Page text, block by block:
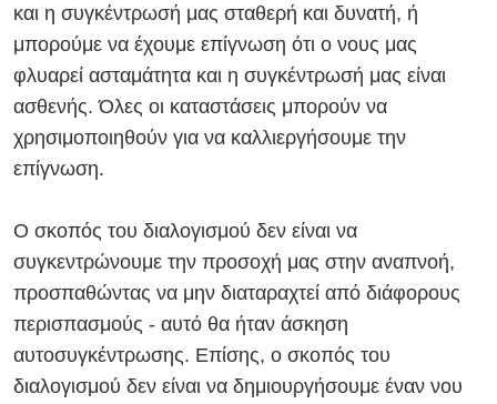
και η συγκέντρωσή μας σταθερή και δυνατή, ή
μπορούμε να έχουμε επίγνωση ότι ο νους μας
φλυαρεί ασταμάτητα και η συγκέντρωσή μας είναι
ασθενής. Όλες οι καταστάσεις μπορούν να
χρησιμοποιηθούν για να καλλιεργήσουμε την
επίγνωση.
Ο σκοπός του διαλογισμού δεν είναι να
συγκεντρώνουμε την προσοχή μας στην αναπνοή,
προσπαθώντας να μην διαταραχτεί από διάφορους
περισπασμούς - αυτό θα ήταν άσκηση
αυτοσυγκέντρωσης. Επίσης, ο σκοπός του
διαλογισμού δεν είναι να δημιουργήσουμε έναν νου